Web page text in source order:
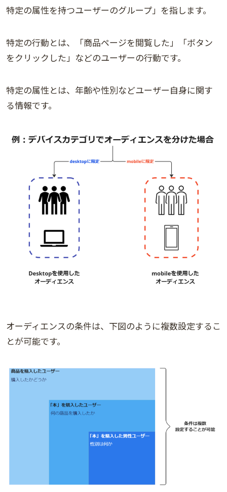
特定の属性を持つユーザーのグループ」を指します。
特定の行動とは、「商品ページを閲覧した」「ボタン
をクリックした」などのユーザーの行動です。
特定の属性とは、年齢や性別などユーザー自身に関す
る情報です。
オーディエンスの条件は、下図のように複数設定するこ
とが可能です。